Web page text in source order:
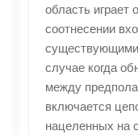
область
соотнесении
случае когда
между
включается
нацеленных на